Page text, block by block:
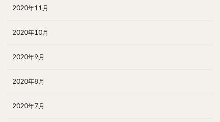
2020年11月
2020年10月
2020年9月
2020年8月
2020年7月